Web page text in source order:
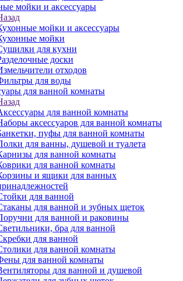
мойки и аксессуары
мойки и аксессуары
мойки
для кухни
доски
отходов
для воды
для ванной комнаты
для ванной комнаты
аксессуаров для ванной комнаты
пуфы для ванной комнаты
для ванны, душевой и туалета
для ванной комнаты
для ванной комнаты
и ящики для ванных
для ванной
для ванной и зубных щеток
для ванной и раковины
бра для ванной
для ванной
для ванной комнаты
для ванной комнаты
для ванной и душевой